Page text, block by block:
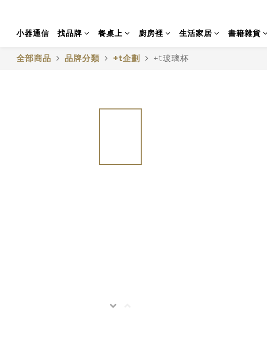
小器通信 找品牌 餐桌上 廚房裡 生活家居 書籍雜貨
全部商品 品牌分類 +t企劃 +t玻璃杯